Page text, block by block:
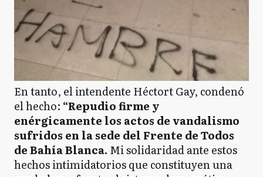
En tanto, el intendente Héctort Gay, condenó
el hecho: “Repudio firme y
enérgicamente los actos de vandalismo
sufridos en la sede del Frente de Todos
de Bahía Blanca. Mi solidaridad ante estos
hechos intimidatorios que constituyen una